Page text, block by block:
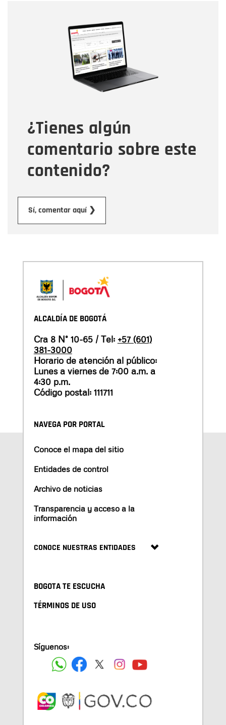
¿Tienes algún
comentario sobre este
contenido?
Sí, comentar aquí ❯
Correo electrónico
Tipo de comentario
Mensaje
ALCALDÍA DE BOGOTÁ
Cra 8 N° 10-65 / Tel: +57 (601)
381-3000
Horario de atención al público:
Lunes a viernes de 7:00 a.m. a
4:30 p.m.
Código postal: 111711
NAVEGA POR PORTAL
Conoce el mapa del sitio
Entidades de control
Archivo de noticias
Transparencia y acceso a la
información
CONOCE NUESTRAS ENTIDADES
BOGOTA TE ESCUCHA
TÉRMINOS DE USO
Síguenos: